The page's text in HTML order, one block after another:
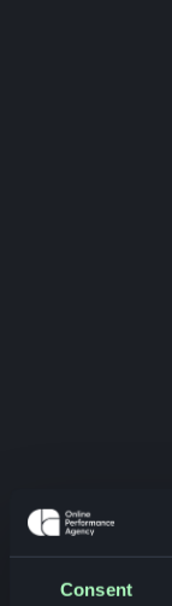
Consent